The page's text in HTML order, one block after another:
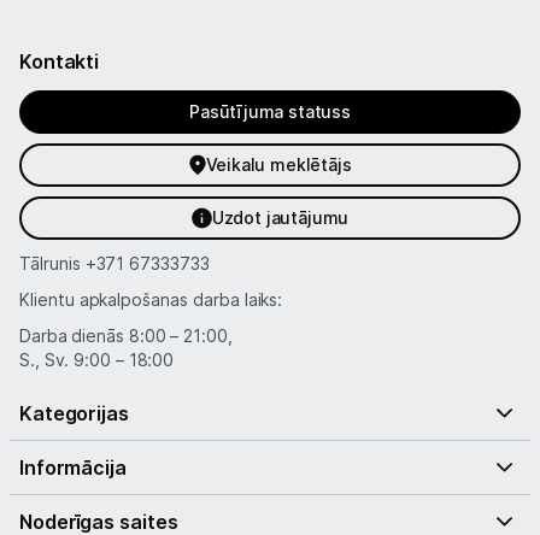
Kontakti
Pasūtījuma statuss
Veikalu meklētājs
Uzdot jautājumu
Tālrunis +371 67333733
Klientu apkalpošanas darba laiks:
Darba dienās 8:00 – 21:00,
S., Sv. 9:00 – 18:00
Kategorijas
Informācija
Noderīgas saites